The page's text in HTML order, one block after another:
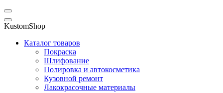
KustomShop
Каталог товаров
Покраска
Шлифование
Полировка и автокосметика
Кузовной ремонт
Лакокрасочные материалы